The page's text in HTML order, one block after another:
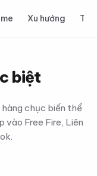
Xu hướng
biệt
chục biến thể
vào Free Fire, Liên